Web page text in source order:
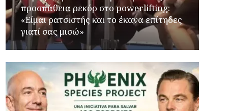
προσπάθεια ρεκόρ στο powerlifting:
«Είμαι ρατσιστής και το έκανα επίτηδες
γιατί σας μισώ»